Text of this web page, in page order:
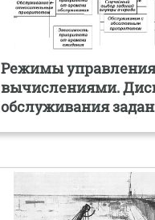
Режимы
вычислениями.
обслуживания